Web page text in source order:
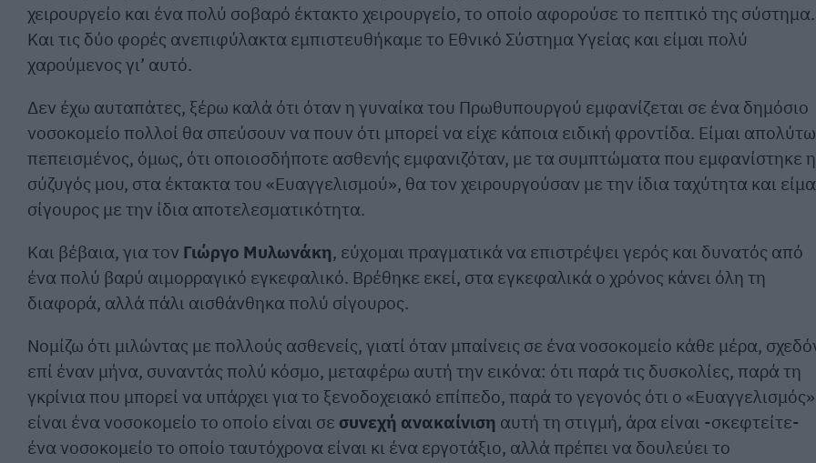
χειρουργείο και ένα πολύ σοβαρό έκτακτο χειρουργείο, το οποίο αφορούσε το πεπτικό της σύστημα.
Και τις δύο φορές ανεπιφύλακτα εμπιστευθήκαμε το Εθνικό Σύστημα Υγείας και είμαι πολύ
χαρούμενος γι’ αυτό.
Δεν έχω αυταπάτες, ξέρω καλά ότι όταν η γυναίκα του Πρωθυπουργού εμφανίζεται σε ένα δημόσιο
νοσοκομείο πολλοί θα σπεύσουν να πουν ότι μπορεί να είχε κάποια ειδική φροντίδα. Είμαι
πεπεισμένος, όμως, ότι οποιοσδήποτε ασθενής εμφανιζόταν, με τα συμπτώματα που εμφανίστηκε η
σύζυγός μου, στα έκτακτα του «Ευαγγελισμού», θα τον χειρουργούσαν με την ίδια ταχύτητα και
σίγουρος με την ίδια αποτελεσματικότητα.
Και βέβαια, για τον Γιώργο Μυλωνάκη, εύχομαι πραγματικά να επιστρέψει γερός και δυνατός από
ένα πολύ βαρύ αιμορραγικό εγκεφαλικό. Βρέθηκε εκεί, στα εγκεφαλικά ο χρόνος κάνει όλη τη
διαφορά, αλλά πάλι αισθάνθηκα πολύ σίγουρος.
Νομίζω ότι μιλώντας με πολλούς ασθενείς, γιατί όταν μπαίνεις σε ένα νοσοκομείο κάθε μέρα,
επί έναν μήνα, συναντάς πολύ κόσμο, μεταφέρω αυτή την εικόνα: ότι παρά τις δυσκολίες, παρά τη
γκρίνια που μπορεί να υπάρχει για το ξενοδοχειακό επίπεδο, παρά το γεγονός ότι ο «Ευαγγελισμός»
είναι ένα νοσοκομείο το οποίο είναι σε συνεχή ανακαίνιση αυτή τη στιγμή, άρα είναι -σκεφτείτε-
ένα νοσοκομείο το οποίο ταυτόχρονα είναι κι ένα εργοτάξιο, αλλά πρέπει να δουλεύει το